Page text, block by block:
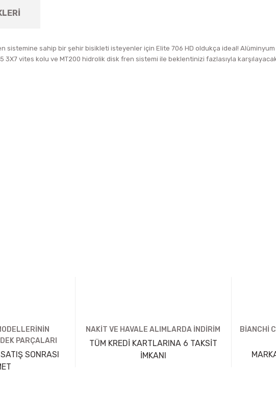
sistemine sahip bir şehir bisikleti isteyenler için Elite 706 HD oldukça ideal! Alüminyum
3X7 vites kolu ve MT200 hidrolik disk fren sistemi ile beklentinizi fazlasıyla
PARÇALARI
SONRASI
NAKİT VE HAVALE ALIMLARDA İNDİRİM
TÜM KREDİ KARTLARINA 6 TAKSİT
İMKANI
BİANCHİ